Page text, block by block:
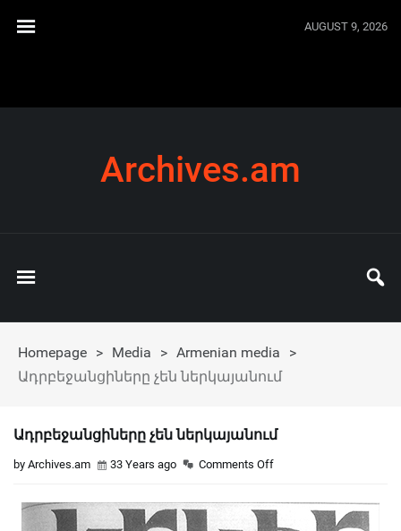
AUGUST 9, 2026
Archives.am
Homepage > Media > Armenian media
>
Ադրբեջանցիները չեն ներկայանում
Ադրբեջանցիները չեն ներկայանում
by Archives.am 33 Years ago Comments Off